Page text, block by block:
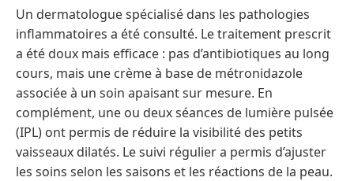
Un dermatologue spécialisé dans les pathologies
inflammatoires a été consulté. Le traitement prescrit
a été doux mais efficace : pas d’antibiotiques au long
cours, mais une crème à base de métronidazole
associée à un soin apaisant sur mesure. En
complément, une ou deux séances de lumière pulsée
(IPL) ont permis de réduire la visibilité des petits
vaisseaux dilatés. Le suivi régulier a permis d’ajuster
les soins selon les saisons et les réactions de la peau.